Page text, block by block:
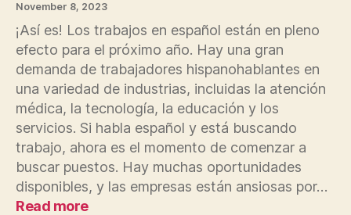
que
disparó
a
la
casera
por
impago
del
alquiler
November 8, 2023
¡Así es! Los trabajos en español están en pleno
efecto para el próximo año. Hay una gran
demanda de trabajadores hispanohablantes en
una variedad de industrias, incluidas la atención
médica, la tecnología, la educación y los
servicios. Si habla español y está buscando
trabajo, ahora es el momento de comenzar a
buscar puestos. Hay muchas oportunidades
disponibles, y las empresas están ansiosas por…
Read more: